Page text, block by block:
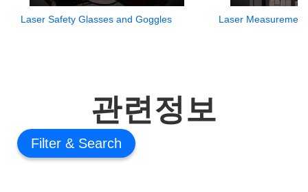
Laser Safety Glasses and Goggles Laser
관련정보
Filter